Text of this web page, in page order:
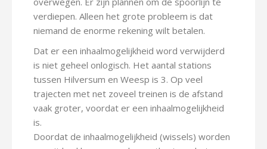
verdiepen. Alleen het grote probleem is dat
niemand de enorme rekening wilt betalen.
Dat er een inhaalmogelijkheid word verwijderd
is niet geheel onlogisch. Het aantal stations
tussen Hilversum en Weesp is 3. Op veel
trajecten met net zoveel treinen is de afstand
vaak groter, voordat er een inhaalmogelijkheid
is.
Doordat de inhaalmogelijkheid (wissels) worden